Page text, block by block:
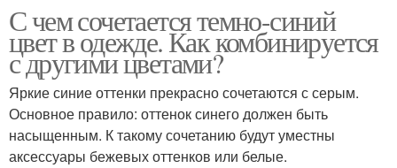
С чем сочетается темно-синий
цвет в одежде. Как комбинируется
с другими цветами?
Яркие синие оттенки прекрасно сочетаются с серым.
Основное правило: оттенок синего должен быть
насыщенным. К такому сочетанию будут уместны
аксессуары бежевых оттенков или белые.